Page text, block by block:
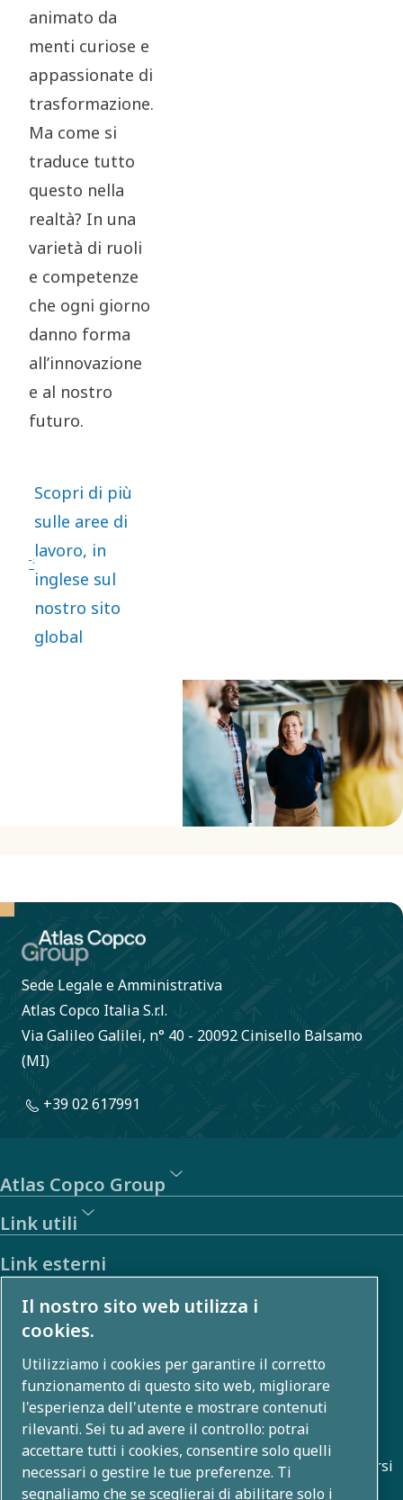
animato da
menti curiose e
appassionate di
trasformazione.
Ma come si
traduce tutto
questo nella
realtà? In una
varietà di ruoli
e competenze
che ogni giorno
danno forma
all’innovazione
e al nostro
futuro.
Scopri di più
sulle aree di
lavoro, in
inglese sul
nostro sito
global
Sede Legale e Amministrativa
Atlas Copco Italia S.r.l.
Via Galileo Galilei, n° 40 - 20092 Cinisello Balsamo
(MI)
+39 02 617991
Atlas Copco Group
Link utili
Link esterni
Investitori
Galleria foto e video
Chi siamo
Atlas Copco Group sviluppa soluzioni innovative in diversi
ambiti, tra cui compressione dell'aria, tecnologie per il
Il nostro sito web utilizza i
cookies.
Utilizziamo i cookies per garantire il corretto
funzionamento di questo sito web, migliorare
l'esperienza dell'utente e mostrare contenuti
rilevanti. Sei tu ad avere il controllo: potrai
accettare tutti i cookies, consentire solo quelli
necessari o gestire le tue preferenze. Ti
segnaliamo che se sceglierai di abilitare solo i